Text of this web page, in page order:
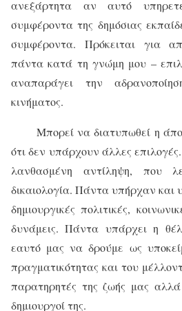
ανεξάρτητα αν αυτό
συμφέροντα της δημόσιας
συμφέροντα. Πρόκειται για
πάντα κατά τη γνώμη μου –
αναπαράγει την
κινήματος.
Μπορεί να διατυπωθεί η
ότι δεν υπάρχουν άλλες
λανθασμένη αντίληψη, που
δικαιολογία. Πάντα υπήρχαν
δημιουργικές πολιτικές,
δυνάμεις. Πάντα υπάρχει η
εαυτό μας να δρούμε ως
πραγματικότητας και του
παρατηρητές της ζωής μας
δημιουργοί της.